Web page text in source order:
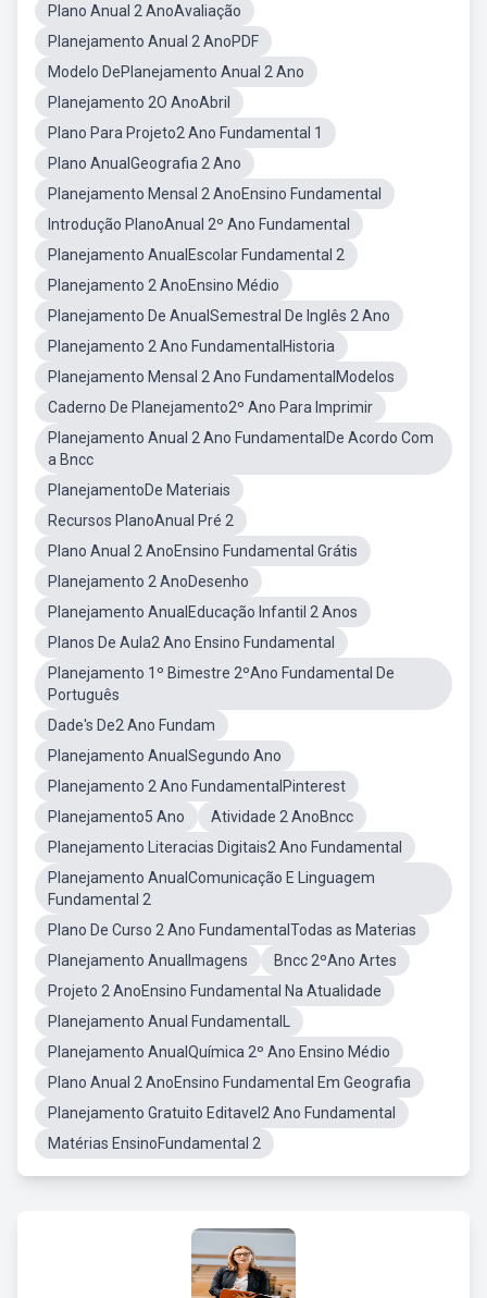
Plano Anual 2 AnoAvaliação
Planejamento Anual 2 AnoPDF
Modelo DePlanejamento Anual 2 Ano
Planejamento 2O AnoAbril
Plano Para Projeto2 Ano Fundamental 1
Plano AnualGeografia 2 Ano
Planejamento Mensal 2 AnoEnsino Fundamental
Introdução PlanoAnual 2º Ano Fundamental
Planejamento AnualEscolar Fundamental 2
Planejamento 2 AnoEnsino Médio
Planejamento De AnualSemestral De Inglês 2 Ano
Planejamento 2 Ano FundamentalHistoria
Planejamento Mensal 2 Ano FundamentalModelos
Caderno De Planejamento2º Ano Para Imprimir
Planejamento Anual 2 Ano FundamentalDe Acordo Com
a Bncc
PlanejamentoDe Materiais
Recursos PlanoAnual Pré 2
Plano Anual 2 AnoEnsino Fundamental Grátis
Planejamento 2 AnoDesenho
Planejamento AnualEducação Infantil 2 Anos
Planos De Aula2 Ano Ensino Fundamental
Planejamento 1º Bimestre 2ºAno Fundamental De
Português
Dade's De2 Ano Fundam
Planejamento AnualSegundo Ano
Planejamento 2 Ano FundamentalPinterest
Planejamento5 Ano
Atividade 2 AnoBncc
Planejamento Literacias Digitais2 Ano Fundamental
Planejamento AnualComunicação E Linguagem
Fundamental 2
Plano De Curso 2 Ano FundamentalTodas as Materias
Planejamento AnualImagens
Bncc 2ºAno Artes
Projeto 2 AnoEnsino Fundamental Na Atualidade
Planejamento Anual FundamentalL
Planejamento AnualQuímica 2º Ano Ensino Médio
Plano Anual 2 AnoEnsino Fundamental Em Geografia
Planejamento Gratuito Editavel2 Ano Fundamental
Matérias EnsinoFundamental 2